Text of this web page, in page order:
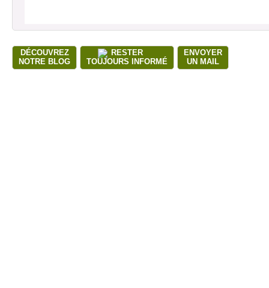
DÉCOUVREZ
NOTRE BLOG
RESTER
TOUJOURS INFORMÉ
ENVOYER
UN MAIL